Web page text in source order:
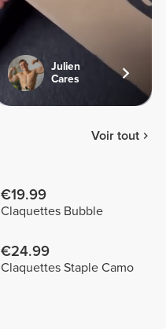
Julien
Cares
Voir tout
€19.99
Claquettes Bubble
€24.99
Claquettes Staple Camo